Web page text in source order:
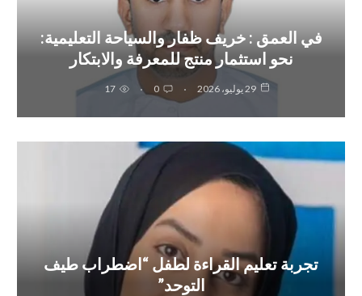
في العمق : خريف ظفار والسياحة التعليمية:
نحو استثمار منتج للمعرفة والابتكار
29 يوليو، 2026 0
17
تجربة تعليم القراءة لطفل “اضطراب طيف
التوحد”